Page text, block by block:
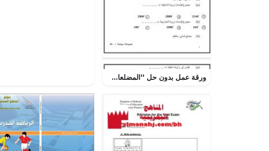
ورقة عمل بدون حل “المضلعات والزوايا”, (رياضيات) الثامن